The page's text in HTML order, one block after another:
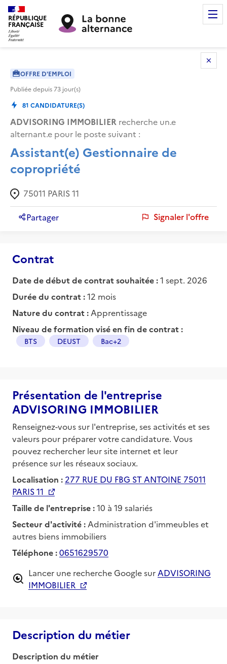
RÉPUBLIQUE
FRANÇAISE
OFFRE D'EMPLOI
Publiée depuis73 jour(s)
81 CANDIDATURE(S)
ADVISORING IMMOBILIER recherche un.e
alternant.e pour le poste suivant :
Assistant(e) Gestionnaire de
copropriété
75011 PARIS 11
Partager Signaler l'offre
Contrat
Date de début de contrat souhaitée :1 sept. 2026
Durée du contrat :12 mois
Nature du contrat : Apprentissage
Niveau de formation visé en fin de contrat :
BTS DEUST Bac+2
Présentation de l'entreprise
ADVISORING IMMOBILIER
Renseignez-vous sur l'entreprise, ses activités et ses
valeurs pour préparer votre candidature. Vous
pouvez rechercher leur site internet et leur
présence sur les réseaux sociaux.
Localisation : 277 RUE DU FBG ST ANTOINE 75011
PARIS 11
Taille de l'entreprise :10 à 19 salariés
Secteur d'activité : Administration d'immeubles et
autres biens immobiliers
Téléphone :0651629570
Lancer une recherche Google sur ADVISORING
IMMOBILIER
Description du métier
Description du métier